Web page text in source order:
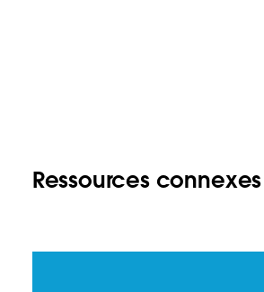
Ressources connexes